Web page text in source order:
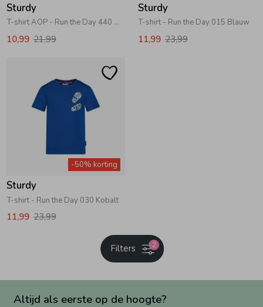
Sturdy
T-shirt AOP - Run the Day 440 Hazelnoot
10,99 21,99
Sturdy
T-shirt - Run the Day 015 Blauw
11,99 23,99
-50% korting
Sturdy
T-shirt - Run the Day 030 Kobalt
11,99 23,99
2
Filters
Altijd als eerste op de hoogte?